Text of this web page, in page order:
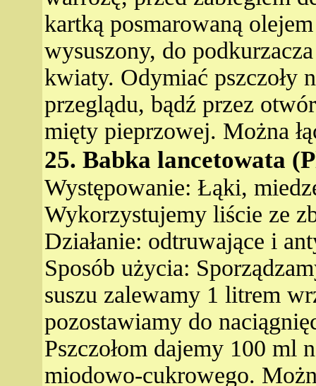
kartką posmarowaną
wysuszony, do
kwiaty. Odymiać pszczoły
przeglądu, bądź przez
mięty pieprzowej. Można
25. Babka lancetowata
Występowanie: Łąki,
Wykorzystujemy liście ze
Działanie: odtruwające i
Sposób użycia:
suszu zalewamy 1 litrem
pozostawiamy do
Pszczołom dajemy 100 ml
miodowo-cukrowego.